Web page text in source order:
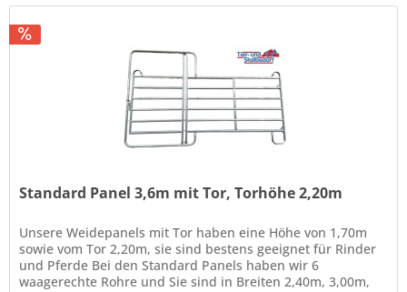
Standard Panel 3,6m mit Tor, Torhöhe 2,20m
Unsere Weidepanels mit Tor haben eine Höhe von 1,70m
sowie vom Tor 2,20m, sie sind bestens geeignet für Rinder
und Pferde Bei den Standard Panels haben wir 6
waagerechte Rohre und Sie sind in Breiten 2,40m, 3,00m,